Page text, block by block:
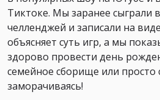
Тиктоке. Мы заранее сыграли
челленджей и записали на
объясняет суть игр, а мы
здорово провести день
семейное сборище или просто
заморачиваясь!